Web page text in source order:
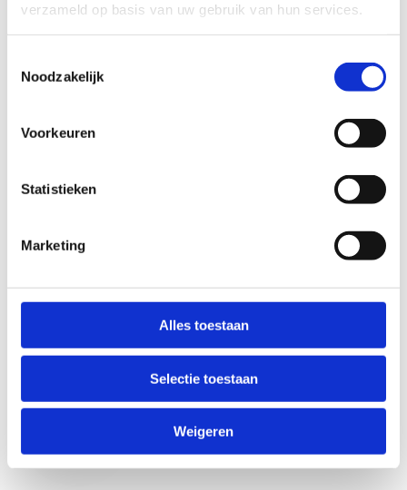
verzameld op basis van uw gebruik van hun services.
Noodzakelijk
Voorkeuren
Statistieken
Marketing
Alles toestaan
Selectie toestaan
Weigeren
Jouw vraag
Anti-Robot Verification
Click to start verification
Verzend